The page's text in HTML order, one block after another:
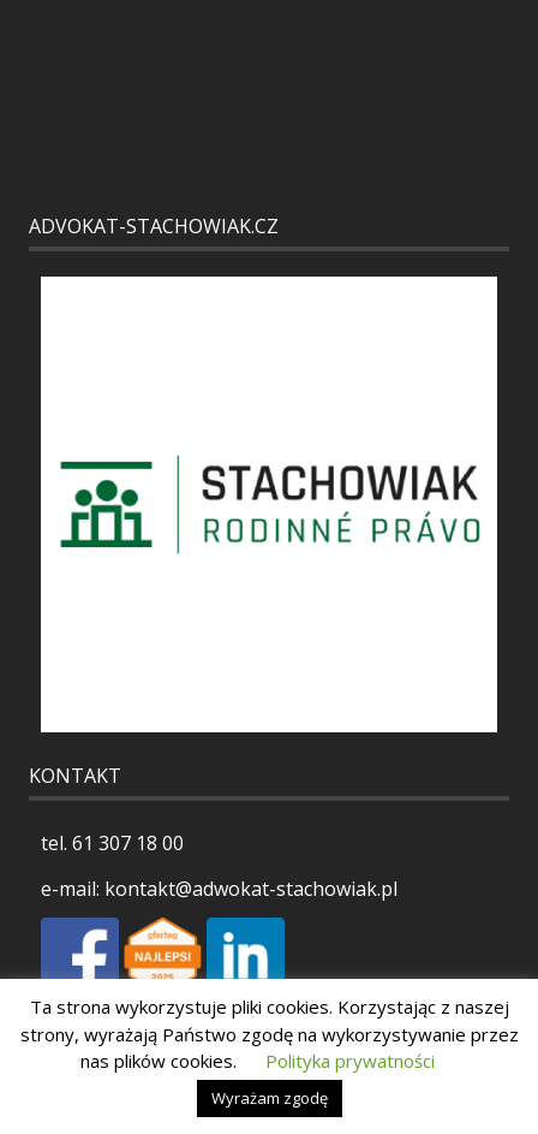
ADVOKAT-STACHOWIAK.CZ
KONTAKT
tel. 61 307 18 00
e-mail: kontakt@adwokat-stachowiak.pl
Polityka prywatności
Copyright 2026 Stachowiak Kancelaria Adwokacka
Ta strona wykorzystuje pliki cookies. Korzystając z naszej
strony, wyrażają Państwo zgodę na wykorzystywanie przez
nas plików cookies.
Polityka prywatności
Wyrażam zgodę